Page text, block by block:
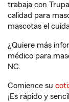
trabaja con
calidad para
mascotas el
¿Quiere más
médico para
NC.
Comience su
¡Es rápido y